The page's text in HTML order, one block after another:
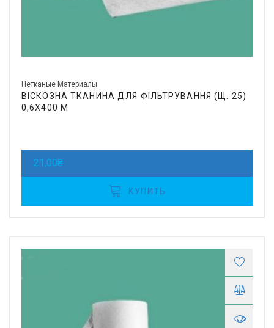
Нетканые Материалы
ВІСКОЗНА ТКАНИНА ДЛЯ ФІЛЬТРУВАННЯ (Щ. 25)
0,6Х400 М
21,00₴
КУПИТЬ